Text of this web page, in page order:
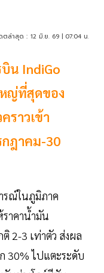
ตล่าสุด : 12 มิ.ย. 69 | 07:04 น.
น IndiGo
ญ่ที่สุดของ
ราวเข้า
กฎาคม-30
รณ์ในภูมิภาค
ราคาน้ำมัน
2-3 เท่าตัว ส่งผล
30% ไปแตะระดับ